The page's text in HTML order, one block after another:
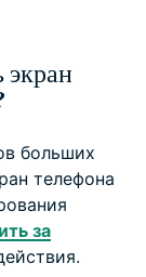
экран
больших
телефона
за